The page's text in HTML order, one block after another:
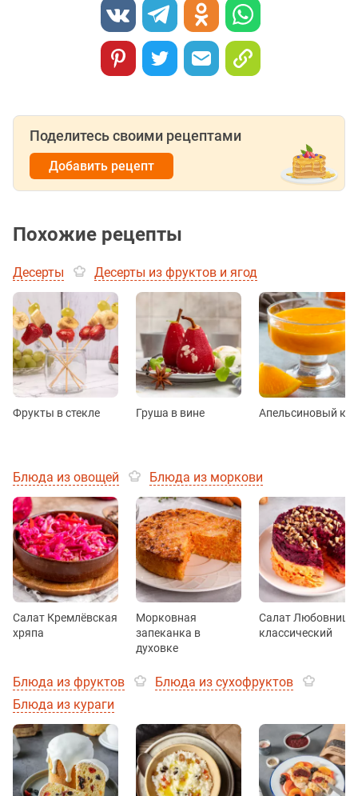
Поделитесь своими рецептами
Добавить рецепт
Похожие рецепты
Десерты Десерты из фруктов и ягод
Фрукты в стекле Груша в вине Апельсиновый
Блюда из овощей Блюда из моркови
Салат Кремлёвская
хряпа
Морковная
запеканка в
духовке
Салат Любовница
классический
Блюда из фруктов
Блюда из сухофруктов
Блюда из кураги